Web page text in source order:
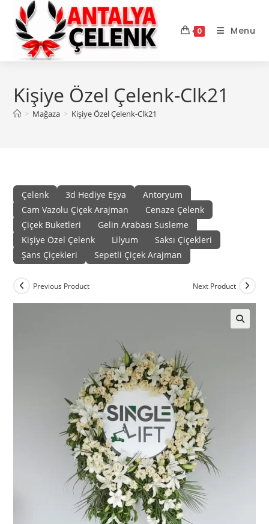
content
0 Menu
Kişiye Özel Çelenk-Clk21
> Mağaza > Kişiye Özel Çelenk-Clk21
Çelenk 3d Hediye Eşya
Antoryum
Cam Vazolu Çiçek Arajman
Cenaze Çelenk
Çiçek Buketleri
Gelin Arabası Susleme
Kişiye Özel Çelenk
Lilyum
Saksı Çiçekleri
Şans Çiçekleri
Sepetli Çiçek Arajman
Previous Product Next Product